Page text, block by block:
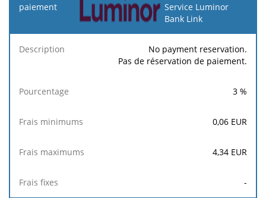
Service Luminor
Bank Link
No payment reservation.
Pas de réservation de paiement.
3 %
0,06 EUR
4,34 EUR
-